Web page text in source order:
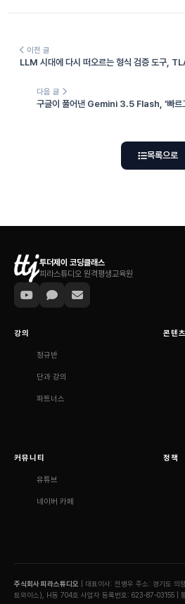
이전 글
LLM 시대에 다시 떠오르는 형식 검증 도구,
다음 글
구글이 풀어낸 Gemini 3.5 Flash, '빠르
목록으로
투더제이 코딩클래스
피라스튜디오 원격평생교육원
강의
정규반
단과 강의
파트너스
콘텐츠
커뮤니티
유튜브
네이버 카페
정책
주식회사 피라스튜디오 | 대표이사: 전병우 주소: 경기도 의
트와이스), H동 704호 사업자 등록번호: 623-87-03155 |